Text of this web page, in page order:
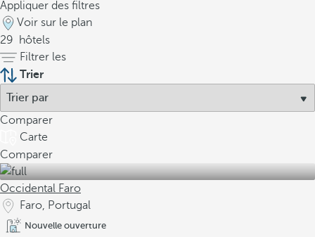
Appliquer des filtres
Voir sur le plan
29
hôtels
Filtrer les
Trier
Comparer
Carte
Comparer
Occidental Faro
Faro, Portugal
Nouvelle ouverture